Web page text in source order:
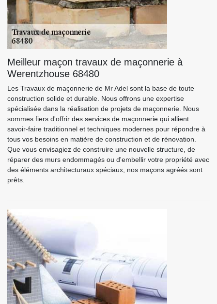
Meilleur maçon travaux de maçonnerie à
Werentzhouse 68480
Les Travaux de maçonnerie de Mr Adel sont la base de toute
construction solide et durable. Nous offrons une expertise
spécialisée dans la réalisation de projets de maçonnerie. Nous
sommes fiers d'offrir des services de maçonnerie qui allient
savoir-faire traditionnel et techniques modernes pour répondre à
tous vos besoins en matière de construction et de rénovation.
Que vous envisagiez de construire une nouvelle structure, de
réparer des murs endommagés ou d'embellir votre propriété avec
des éléments architecturaux spéciaux, nos maçons agréés sont
prêts.